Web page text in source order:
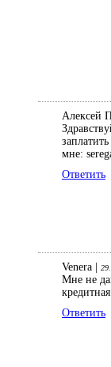
Алексей
мне:
Ответить
Venera |
Мне не
Ответить